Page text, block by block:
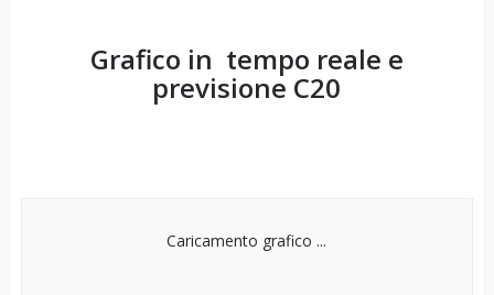
Grafico in tempo reale e
previsione C20
Caricamento grafico ...